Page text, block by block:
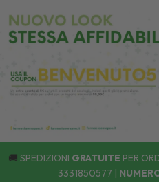
🚚 SPEDIZIONI GRATUITE PER
3331850577 |